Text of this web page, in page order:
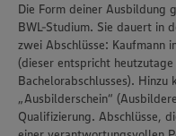
Die Form deiner Ausbildung
BWL-Studium. Sie dauert in
zwei Abschlüsse: Kaufmann
(dieser entspricht
Bachelorabschlusses). Hinzu
„Ausbilderschein“
Qualifizierung. Abschlüsse,